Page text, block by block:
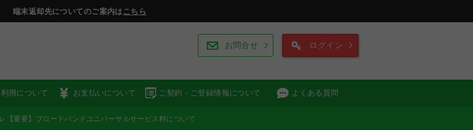
端末返却先についてのご案内は こちら
お問合せ ログイン
用について お支払いについて ご契約・ご登録情報について よくある質問
【重要】ブロードバンドユニバーサルサービス料について